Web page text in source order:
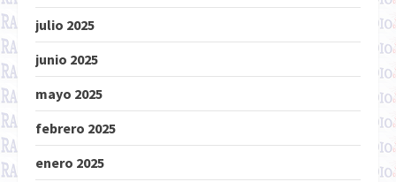
julio 2025
junio 2025
mayo 2025
febrero 2025
enero 2025